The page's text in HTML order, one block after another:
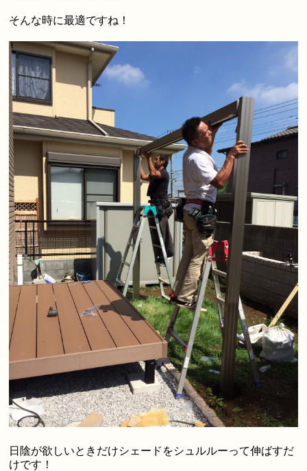
そんな時に最適ですね！
日陰が欲しいときだけシェードをシュルルーって伸ばすだ
けです！